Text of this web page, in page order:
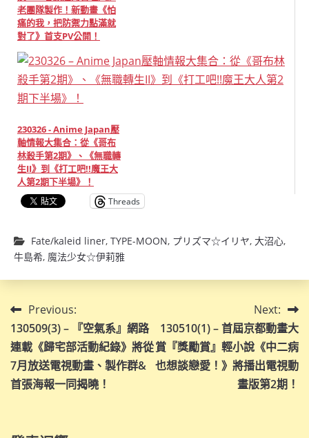
老團隊製作！新動畫《怕
痛的我，把防禦力點滿就
對了》首支PV公開！
230326 - Anime Japan壓
軸情報大集合：從《哥布
林殺手第2期》、《無職轉
生II》到《打工吧!!魔王大
人第2期下半場》！
Threads
Fate/kaleid liner, TYPE-MOON, プリズマ☆イリヤ, 大沼心,
牛島希, 魔法少女☆伊莉雅
文
章
導
覽
Previous:
130509(3) – 『空氣系』網路
連載《歸宅部活動紀錄》將從
7月放送電視動畫、製作群&
首張海報一同揭曉！
Next:
130510(1) – 首屆京都動畫大
賞『獎勵賞』輕小說《中二病
也想談戀愛！》將播出電視動
畫版第2期！